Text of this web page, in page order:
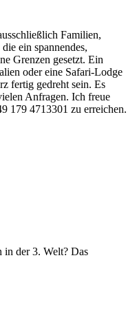
Familien,
ein spannendes,
Grenzen gesetzt. Ein
oder eine Safari-Lodge
fertig gedreht sein. Es
Anfragen. Ich freue
179 4713301 zu erreichen.
in der 3. Welt? Das